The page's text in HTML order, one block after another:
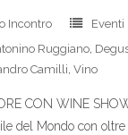
Incontro
Eventi
Ruggiano,
Camilli, Vino
CON WINE
del Mondo con